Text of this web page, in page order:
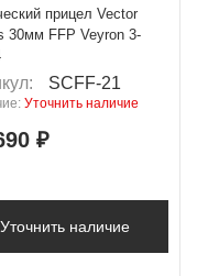
прицел Vector
30мм FFP Veyron 3-
SCFF-21
Уточнить наличие
₽
Уточнить наличие